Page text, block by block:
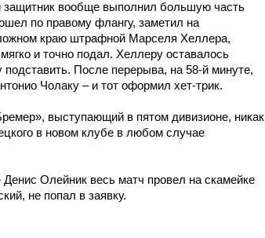
защитник вообще выполнил большую часть
по правому флангу, заметил на
краю штрафной Марселя Хеллера,
и точно подал. Хеллеру оставалось
подставить. После перерыва, на 58-й минуте,
Чолаку – и тот оформил хет-трик.
выступающий в пятом дивизионе, никак
в новом клубе в любом случае
Олейник весь матч провел на скамейке
не попал в заявку.